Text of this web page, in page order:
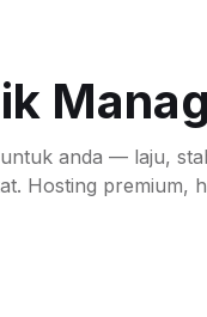
anda — laju,
Hosting premium,